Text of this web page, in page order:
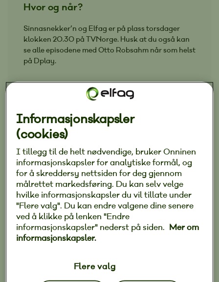
Hvor og når?
Sinnasnekker’n og Elfag er på plass torsdager
klokken 20.30 på TVNorge. Husk at du også kan
se alle episodene med Otto Robsahm når som helst
på Dplay.
Elfag har vært med når Otto Robsahm har
hjulpet norske familier ut av oppussingsfellen,
godt representert av elektriker Rolf Tore
Langeland. Vi har allerede snakket med ham om
hvordan det har vært å jobbe med
Sinnasnekker’n, og her tar vi en nærmere kikk
på hvordan du kan få det like fint som deltakerne
i programmet.
Se Rolf Langeland og hans montørkollega Krister
Berntsen gå gjennom alt fra trådløse brytere til
Informasjonskapsler
(cookies)
I tillegg til de helt nødvendige, bruker Onninen
informasjonskapsler for analytiske formål, og
for å skreddersy nettsiden for deg gjennom
målrettet markedsføring. Du kan selv velge
hvilke informasjonskapsler du vil tillate under
"Flere valg". Du kan endre valgene dine senere
ved å klikke på lenken "Endre
informasjonskapsler" nederst på siden. Mer om
informasjonskapsler.
Flere valg